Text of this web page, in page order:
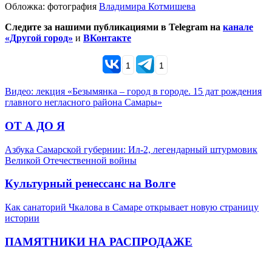
Обложка: фотография Владимира Котмишева
Следите за нашими публикациями в Telegram на канале
«Другой город» и ВКонтакте
1 1
Видео: лекция «Безымянка – город в городе. 15 дат рождения
главного негласного района Самары»
ОТ А ДО Я
Азбука Самарской губернии: Ил-2, легендарный штурмовик
Великой Отечественной войны
Культурный ренессанс на Волге
Как санаторий Чкалова в Самаре открывает новую страницу
истории
ПАМЯТНИКИ НА РАСПРОДАЖЕ